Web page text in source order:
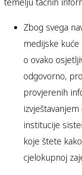
Zbog svega
medijske kuće
o ovako
odgovorno,
provjerenih
institucije
koje štete
cjelokupnoj